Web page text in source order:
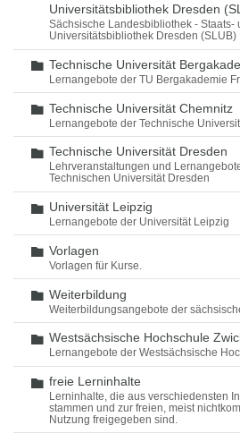
Universitätsbibliothek Dresden
Sächsische Landesbibliothek - Staats-
Universitätsbibliothek Dresden (SLUB)
Ordner
Technische Universität
Lernangebote der TU Bergakademie
Ordner
Technische Universität Chemnitz
Lernangebote der Technische
Ordner
Technische Universität Dresden
Lehrveranstaltungen und
Technischen Universität Dresden
Ordner
Universität Leipzig
Lernangebote der Universität Leipzig
Ordner
Vorlagen
Vorlagen für Kurse.
Ordner
Weiterbildung
Weiterbildungsangebote der
Ordner
Westsächsische Hochschule
Lernangebote der Westsächsische
Ordner
freie Lerninhalte
Lerninhalte, die aus verschiedensten
stammen und zur freien, meist
Nutzung freigegeben sind.